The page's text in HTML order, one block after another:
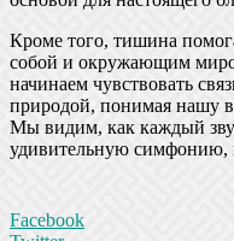
Кроме того, тишина
собой и окружающим
начинаем чувствовать
природой, понимая нашу
Мы видим, как каждый
удивительную симфонию,
Facebook